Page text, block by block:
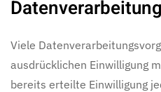
Datenverarbeitung
Viele
ausdrücklichen Einwilligung
bereits erteilte Einwilligung